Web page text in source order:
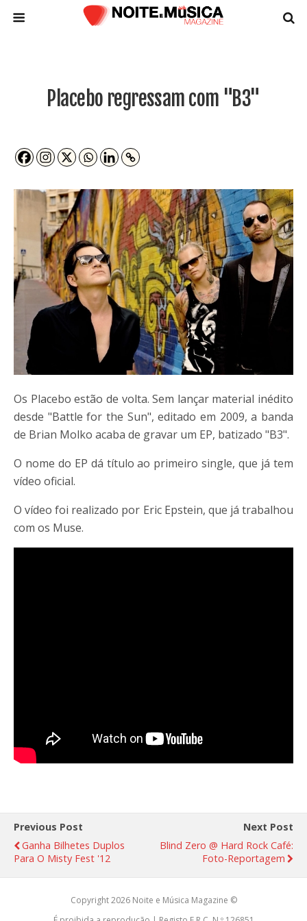
Placebo regressam com "B3"
Os Placebo estão de volta. Sem lançar material inédito
desde "Battle for the Sun", editado em 2009, a banda
de Brian Molko acaba de gravar um EP, batizado "B3".
O nome do EP dá título ao primeiro single, que já tem
vídeo oficial.
O vídeo foi realizado por Eric Epstein, que já trabalhou
com os Muse.
Previous Post
Ganha Bilhetes Duplos
Para O Misty Fest '12
Next Post
Blind Zero @ Hard Rock Café:
Foto-Reportagem
Copyright 2026 Noite e Música Magazine ©